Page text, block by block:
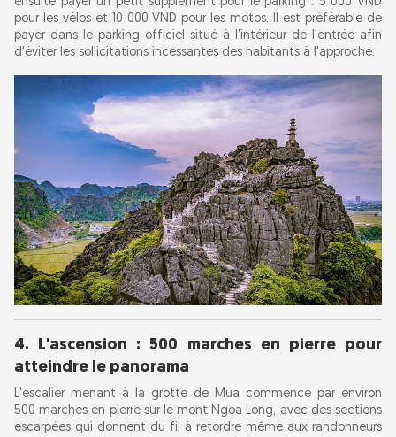
pour les vélos et 10 000 VND pour les motos. Il est préférable de
payer dans le parking officiel situé à l'intérieur de l'entrée afin
d'éviter les sollicitations incessantes des habitants à l'approche.
4. L'ascension : 500 marches en pierre pour
atteindre le panorama
L'escalier menant à la grotte de Mua commence par environ
500 marches en pierre sur le mont Ngoa Long, avec des sections
escarpées qui donnent du fil à retordre même aux randonneurs